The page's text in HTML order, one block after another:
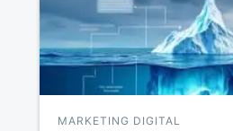
MARKETING DIGITAL